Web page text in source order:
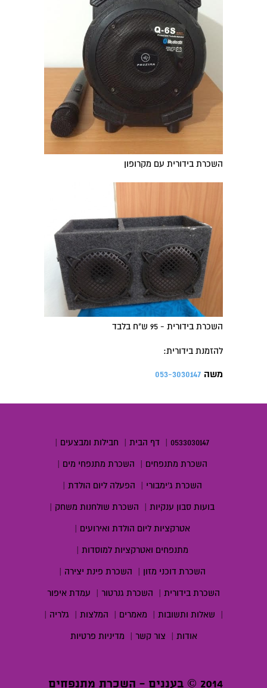
השכרת בידורית עם מקרופון
השכרת בידורית - 95 ש"ח בלבד
להזמנת בידורית:
משה 053-3030147
0533030147
| דף הבית | חבילות ומבצעים |
השכרת מתנפחים | השכרת מתנפחי מים |
השכרת ג'ימבורי | הפעלה ליום הולדת |
בועות סבון ענקיות | השכרת שולחנות משחק |
אטרקציות ליום הולדת ואירועים |
מתנפחים ואטרקציות למוסדות |
השכרת דוכני מזון | השכרת פינת יצירה |
השכרת בידורית | השכרת גנרטור |
עמדת איפור
|
שאלות ותשובות | מאמרים | המלצות | גלריה |
אודות | צור קשר | מדיניות פרטיות
2014 © בעננים - השכרת מתנפחים